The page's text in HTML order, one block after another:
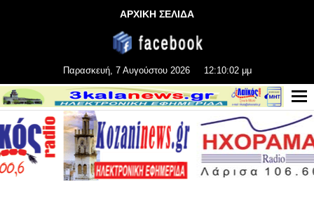
ΑΡΧΙΚΗ ΣΕΛΙΔΑ
Παρασκευή, 7 Αυγούστου 2026 12:10:02 μμ